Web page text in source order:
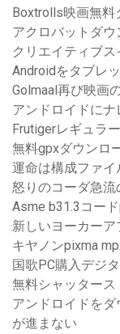
Boxtrolls映画無料
アクロバットダ
クリエイティブ
Androidをタブレ
Golmaal再び映画
アンドロイドに
Frutigerレギュラ
無料gpxダウンロ
運命は構成ファ
怒りのコーダ急流
Asme b31.3コー
新しいヨーカー
キヤノンpixma
国歌PC購入デジ
無料シャッター
アンドロイドを
が進まない